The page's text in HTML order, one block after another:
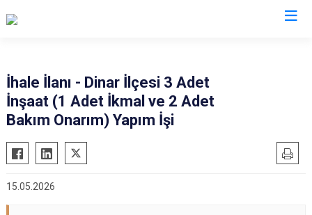
İhale İlanı - Dinar İlçesi 3 Adet
İnşaat (1 Adet İkmal ve 2 Adet
Bakım Onarım) Yapım İşi
15.05.2026